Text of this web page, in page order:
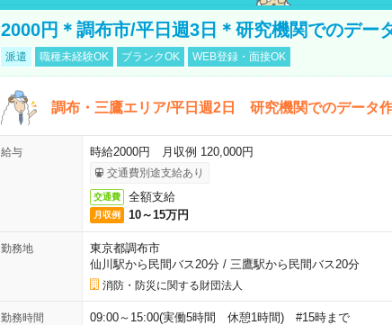
2000円＊調布市/平日週3日＊研究機関でのデー
派遣 職種未経験OK ブランクOK WEB登録・面接OK
調布・三鷹エリア/平日週2日 研究機関でのデータ
給与 時給2000円 月収例 120,000円
交通費別途支給あり
交通費 全額支給
月収例 10～15万円
勤務地
東京都調布市
仙川駅から民間バス20分/ 三鷹駅から民間バス20分
消防・防災に関する財団法人
勤務時間 09:00～15:00(実働5時間 休憩1時間) #15時まで